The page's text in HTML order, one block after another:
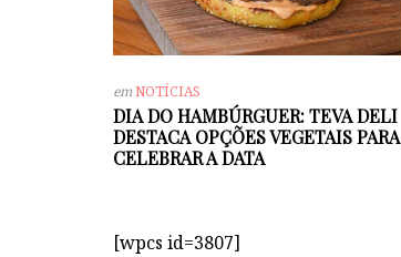
emNOTÍCIAS
DIA DO HAMBÚRGUER: TEVA DELI
DESTACA OPÇÕES VEGETAIS PARA
CELEBRAR A DATA
[wpcs id=3807]